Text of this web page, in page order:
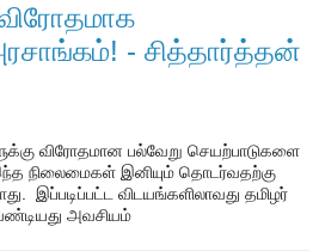
- சித்தார்த்தன்
விரோதமான பல்வேறு செயற்பாடுகளை
நிலைமைகள் இனியும் தொடர்வதற்கு
இப்படிப்பட்ட விடயங்களிலாவது தமிழர்
அவசியம்